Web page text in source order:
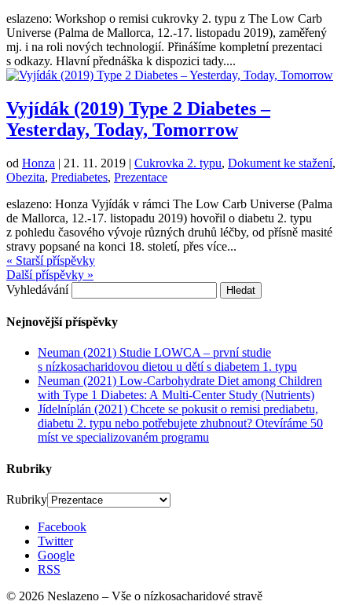
eslazeno: Workshop o remisi cukrovky 2. typu z The Low Carb
Universe (Palma de Mallorca, 12.-17. listopadu 2019), zaměřený
mj. i na roli nových technologií. Přinášíme kompletní prezentaci
s odkazy. Hlavní přednáška k dispozici tady....
Vyjídák (2019) Type 2 Diabetes –
Yesterday, Today, Tomorrow
od Honza | 21. 11. 2019 | Cukrovka 2. typu, Dokument ke stažení,
Obezita, Prediabetes, Prezentace
eslazeno: Honza Vyjídák v rámci The Low Carb Universe (Palma
de Mallorca, 12.-17. listopadu 2019) hovořil o diabetu 2. typu
z pohledu časového vývoje různých druhů léčby, od přísně masité
stravy popsané na konci 18. století, přes více...
« Starší příspěvky
Další příspěvky »
Vyhledávání
Nejnovější příspěvky
Neuman (2021) Studie LOWCA – první studie
s nízkosacharidovou dietou u dětí s diabetem 1. typu
Neuman (2021) Low-Carbohydrate Diet among Children
with Type 1 Diabetes: A Multi-Center Study (Nutrients)
Jídelníplán (2021) Chcete se pokusit o remisi prediabetu,
diabetu 2. typu nebo potřebujete zhubnout? Otevíráme 50
míst ve specializovaném programu
Rubriky
Rubriky
Facebook
Twitter
Google
RSS
© 2026 Neslazeno – Vše o nízkosacharidové stravě